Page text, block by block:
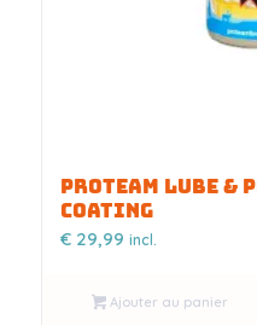
PROTEAM LUBE &
COATING
€29,99 incl.
Ajouter au panier